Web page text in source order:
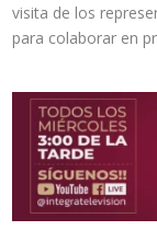
visita de los
para colaborar en